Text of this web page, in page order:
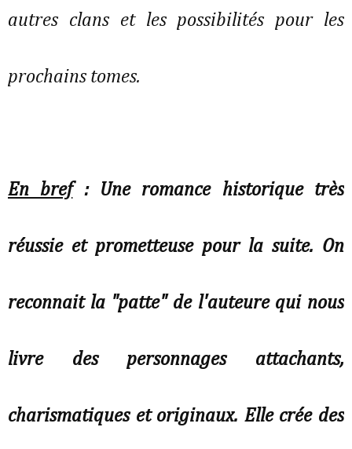
autres clans et les possibilités pour les
prochains tomes.
En bref: Une romance historique très
réussie et prometteuse pour la suite. On
reconnait la "patte" de l'auteure qui nous
livre des personnages attachants,
charismatiques et originaux. Elle crée des